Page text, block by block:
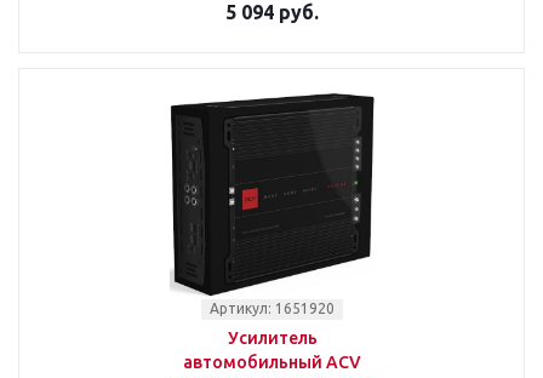
5 094 руб.
Артикул: 1651920
Усилитель
автомобильный ACV